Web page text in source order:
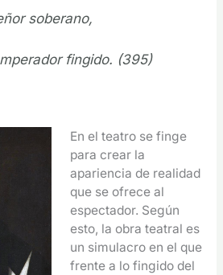
soberano,
fingido. (395)
En el teatro se finge
para crear la
apariencia de realidad
que se ofrece al
espectador. Según
esto, la obra teatral es
un simulacro en el que
frente a lo fingido del